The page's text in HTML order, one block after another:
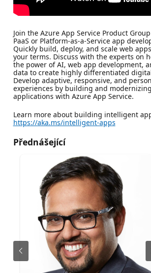
Join the Azure App Service Product
PaaS or Platform-as-a-Service app
Quickly build, deploy, and scale web
your terms. Discuss with the experts on
the power of AI, web app development,
data to create highly differentiated
Develop adaptive, responsive, and
experiences by building and
applications with Azure App Service.
Learn more about building intelligent
https://aka.ms/intelligent-apps
Přednášející